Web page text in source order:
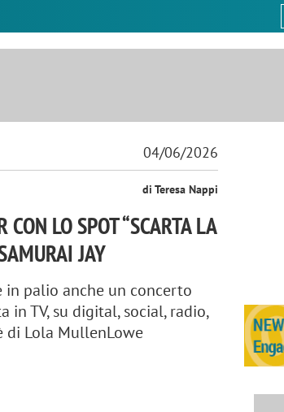
04/06/2026
di Teresa Nappi
LO SPOT “SCARTA LA
JAY
palio anche un concerto
in TV, su digital, social, radio,
di Lola MullenLowe